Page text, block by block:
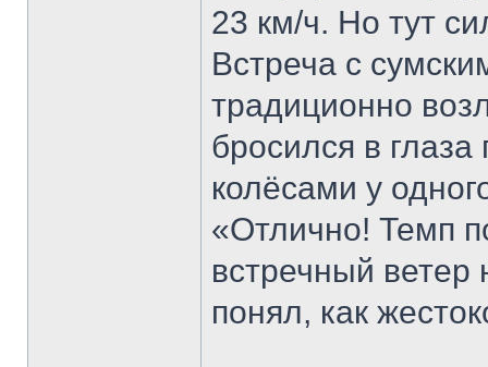
23 км/ч. Но тут
Встреча с
традиционно
бросился в
колёсами у
«Отлично! Темп
встречный
понял, как